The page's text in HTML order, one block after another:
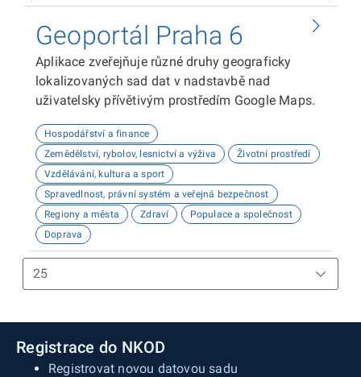
Geoportál Praha 6
Aplikace zveřejňuje různé druhy geograficky
lokalizovaných sad dat v nadstavbě nad
uživatelsky přívětivým prostředím Google Maps.
Hospodářství a finance
Zemědělství, rybolov, lesnictví a výživa
Životní prostředí
Vzdělávání, kultura a sport
Spravedlnost, právní systém a veřejná bezpečnost
Regiony a města
Zdraví
Populace a společnost
Doprava
Registrace do NKOD
Registrovat novou datovou sadu